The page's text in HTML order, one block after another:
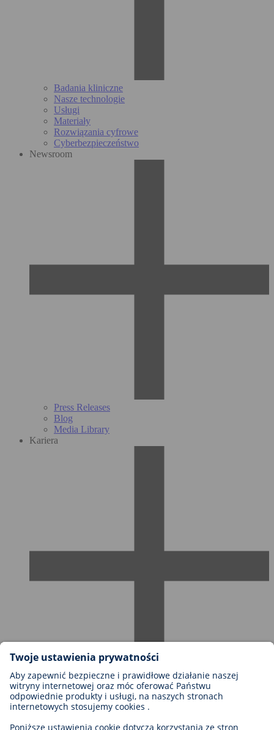
Badania kliniczne
Nasze technologie
Usługi
Materiały
Rozwiązania cyfrowe
Cyberbezpieczeństwo
Newsroom
Press Releases
Blog
Media Library
Kariera
Możliwości kariery w firmie BIOTRONIK
Szczeble kariery
Aplikacja